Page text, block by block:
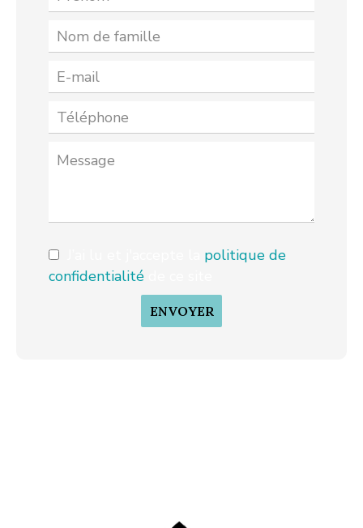
politique de
confidentialité
ENVOYER